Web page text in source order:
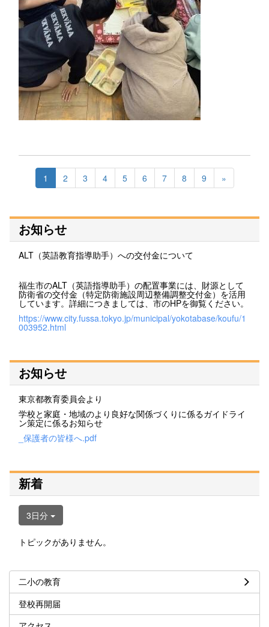
1 2 3 4 5 6 7 8 9 »
お知らせ
ALT（英語教育指導助手）への交付金について
福生市のALT（英語指導助手）の配置事業には、財源として
防衛省の交付金（特定防衛施設周辺整備調整交付金）を活用
しています。詳細につきましては、市のHPを御覧ください。
https://www.city.fussa.tokyo.jp/municipal/yokotabase/koufu/1
003952.html
お知らせ
東京都教育委員会より
学校と家庭・地域のより良好な関係づくりに係るガイドライ
ン策定に係るお知らせ
_保護者の皆様へ.pdf
新着
3日分
トピックがありません。
二小の教育
登校再開届